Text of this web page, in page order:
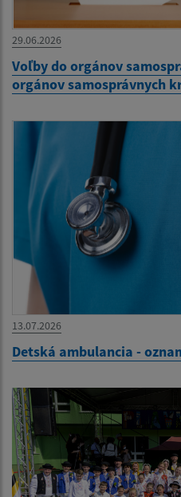
29.06.2026
Voľby do orgánov
orgánov samosprávnych
13.07.2026
Detská ambulancia -